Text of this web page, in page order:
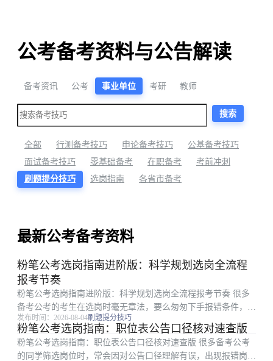
公考备考资料与公告解读
备考资讯 公考 事业单位 考研 教师
搜索
全部 行测备考技巧 申论备考技巧
公基备考技巧
面试备考技巧
零基础备考 在职备考
考前冲刺
刷题提分技巧
选岗指南 各省市备考
最新公考备考资料
粉笔公考选岗指南进阶版：科学规划选岗全流程
报考节奏
粉笔公考选岗指南进阶版：科学规划选岗全流程报考节奏 很多
备考公考的考生在选岗时毫无章法，要么匆匆下手报错条件，要
么犹豫到最后错过报考截止时间，选岗节奏混乱很容易埋下不必
要的报考隐患。本文是粉笔整理的进阶选岗节奏规划指南，面向
所有备考公考的考...
发布时间：2026-08-04刷题提分技巧
粉笔公考选岗指南：职位表公告口径核对速查版
粉笔公考选岗指南：职位表公告口径核对速查版 很多备考公考
的同学筛选岗位时，常会因对公告口径理解有误，出现报错岗位